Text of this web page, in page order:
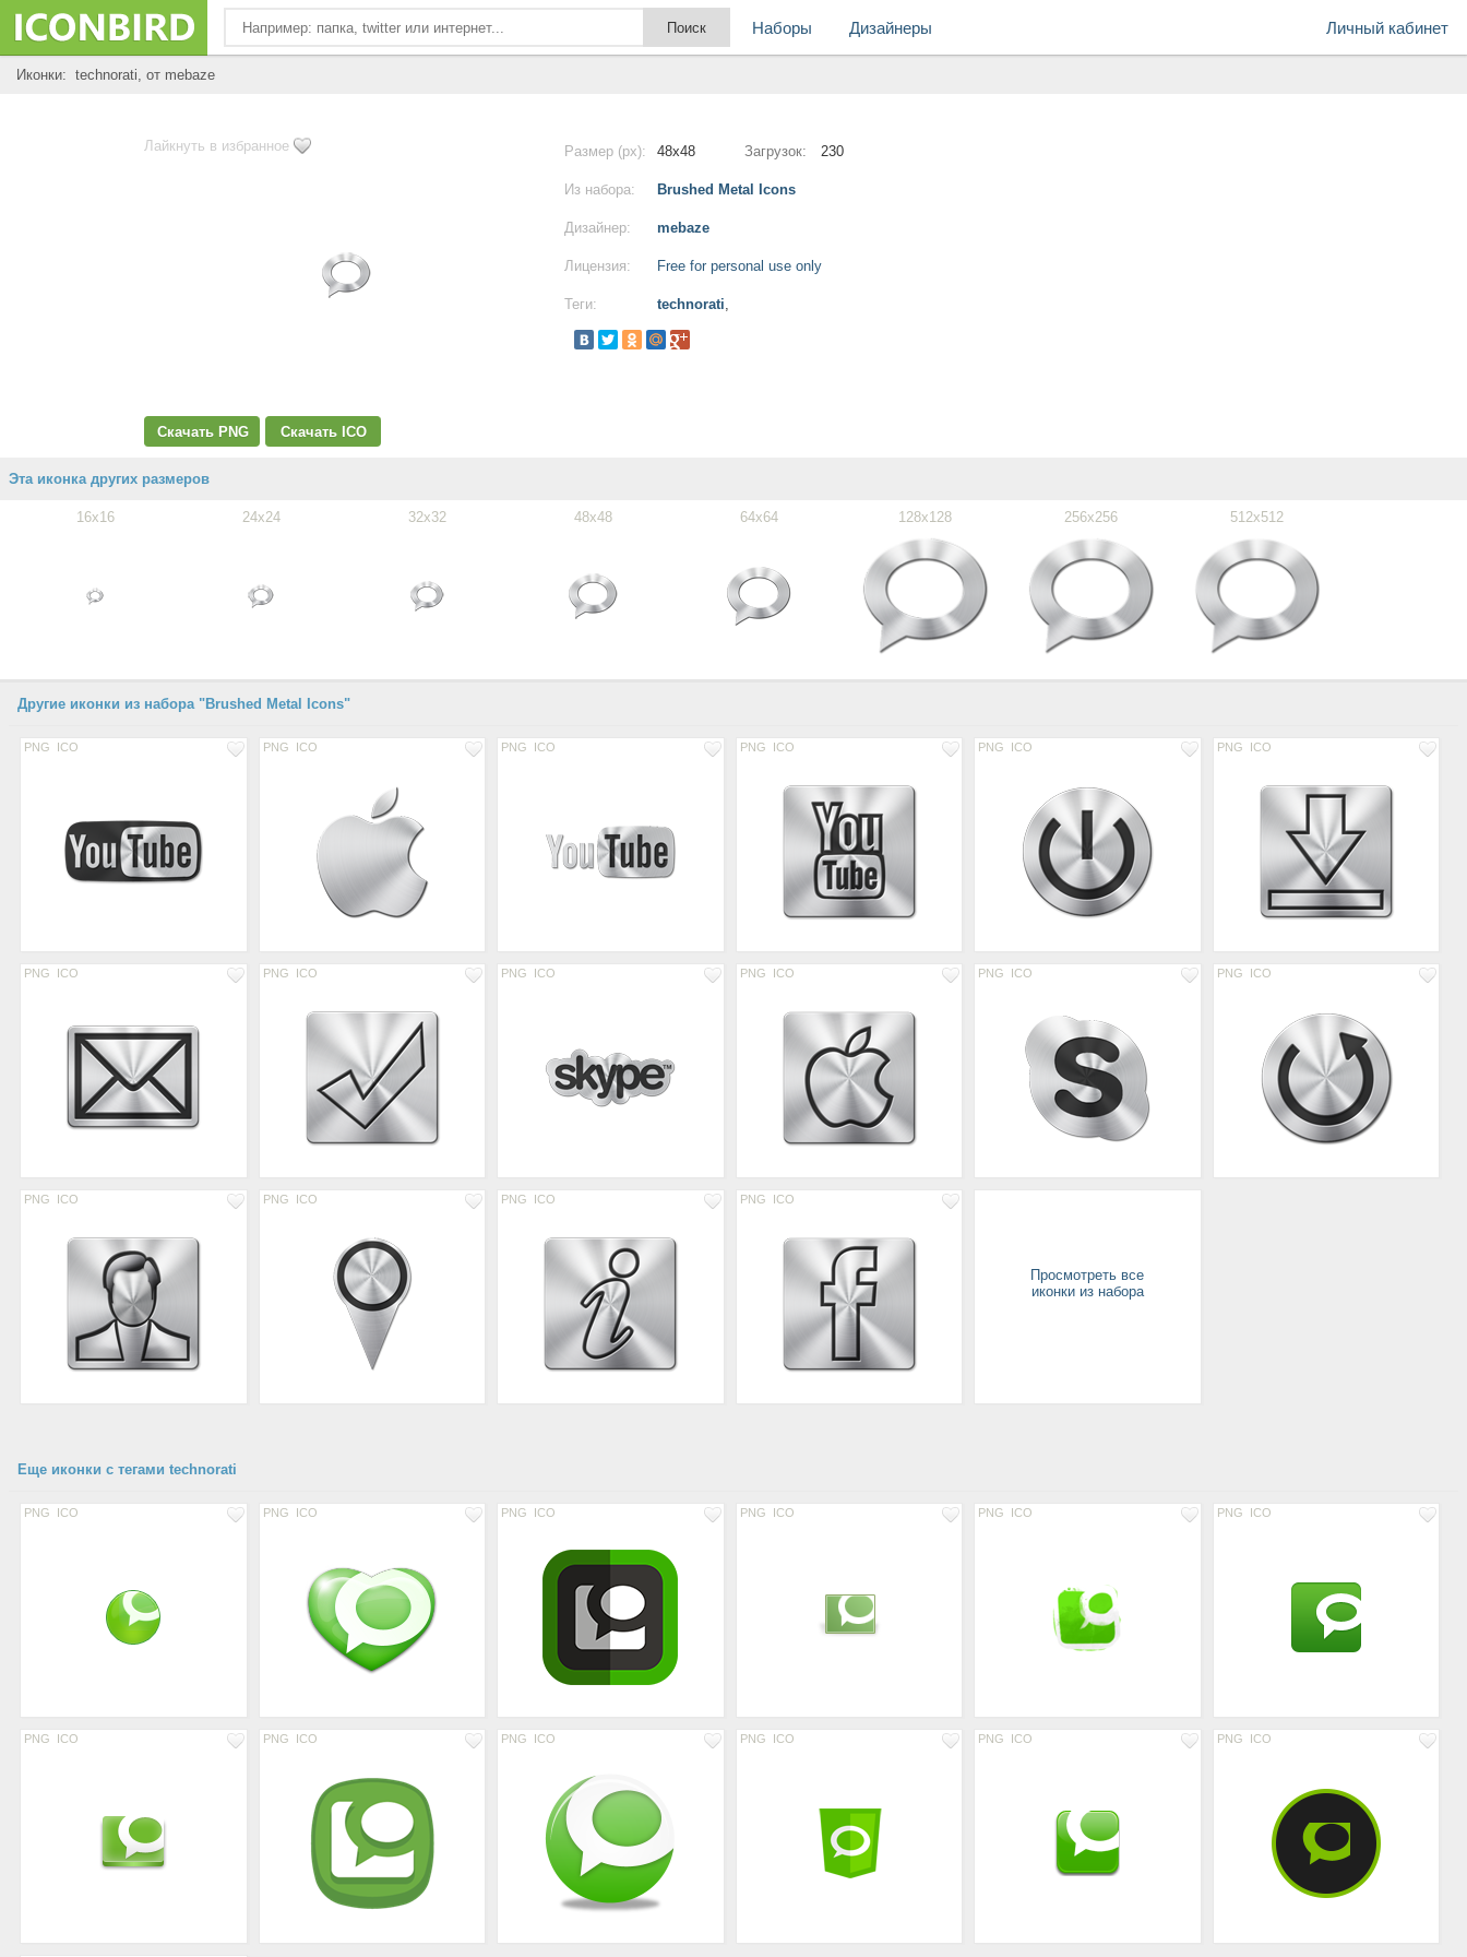
Личный кабинет
Наборы Дизайнеры
Иконки: technorati, от mebaze
Лайкнуть в избранное
Скачать PNG Скачать ICO
Размер (px): 48x48 Загрузок: 230
Из набора: Brushed Metal Icons
Дизайнер: mebaze
Лицензия: Free for personal use only
Теги: technorati,
Эта иконка других размеров
16x16 24x24 32x32 48x48 64x64 128x128 256x256 512x512
Другие иконки из набора "Brushed Metal Icons"
PNG ICO PNG ICO PNG ICO PNG ICO PNG ICO PNG ICO
PNG ICO PNG ICO PNG ICO PNG ICO PNG ICO PNG ICO
PNG ICO PNG ICO PNG ICO PNG ICO
Просмотреть все
иконки из набора
Еще иконки с тегами technorati
PNG ICO PNG ICO PNG ICO PNG ICO PNG ICO PNG ICO
PNG ICO PNG ICO PNG ICO PNG ICO PNG ICO PNG ICO